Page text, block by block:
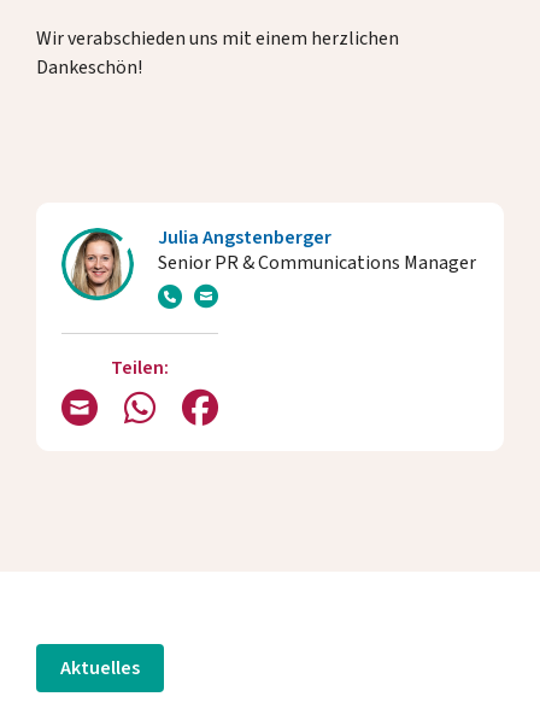
Wir verabschieden uns mit einem herzlichen
Dankeschön!
Julia Angstenberger
Senior PR & Communications Manager
Teilen:
Aktuelles